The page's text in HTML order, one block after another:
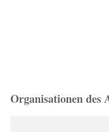
Organisationen des